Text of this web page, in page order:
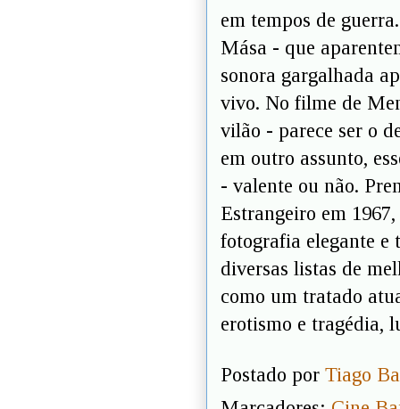
em tempos de
Mása - que
sonora gargalhada
vivo. No filme de
vilão - parece ser o
em outro assunto,
- valente ou não.
Estrangeiro em
fotografia elegante e
diversas listas de
como um tratado
erotismo e tragédia,
Postado por Tiago